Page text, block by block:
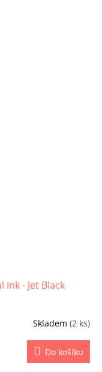
- Jet Black
Skladem (2 ks)
Do košíku